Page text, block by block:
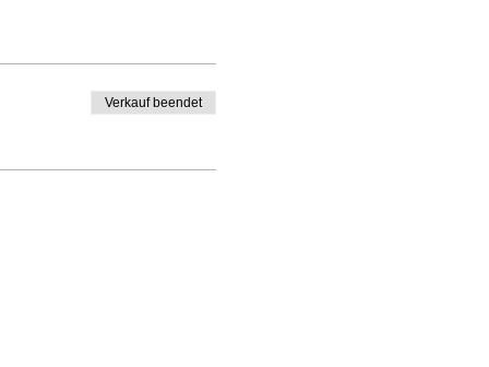
Verkauf beendet